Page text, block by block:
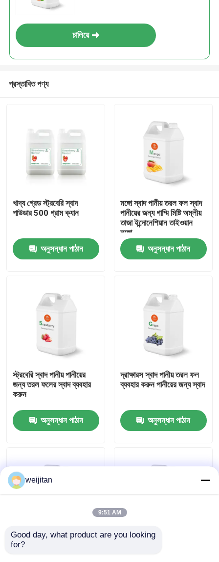
আমাদের সম্পর্কে
মান নিয়ন্ত্রণ
যোগাযোগ করুন
উদ্ধৃতির জন্য আবেদন
চালিয়ে
প্রস্তাবিত পণ্য
খাদ্য গ্রেড স্ট্রবেরি স্বাদ
পাউডার 500 গ্রাম ক্যান
অনুসন্ধান পাঠান
মঙ্গো স্বাদ পানীয় তরল ফল স্বাদ
পানীয়ের জন্য গাম্মি মিষ্টি অম্লীয়
তাজা ইন্দোনেশিয়ান তাইওয়ান
মঙ্গো
অনুসন্ধান পাঠান
স্ট্রবেরি স্বাদ পানীয় পানীয়ের
জন্য তরল ফলের স্বাদ ব্যবহার
করুন
অনুসন্ধান পাঠান
দ্রাক্ষারস স্বাদ পানীয় তরল ফল
ব্যবহার করুন পানীয়ের জন্য স্বাদ
অনুসন্ধান পাঠান
প্যাশন ফলের স্বাদ পানীয় তরল
weijitan
9:51 AM
Good day, what product are you looking
for?